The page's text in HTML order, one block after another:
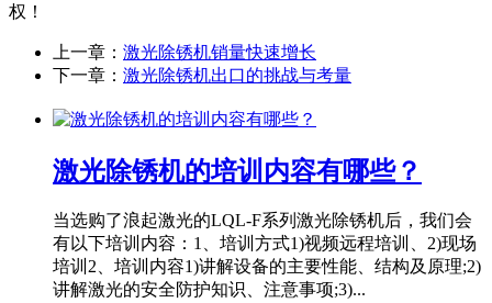
权！
上一章： 激光除锈机销量快速增长
下一章： 激光除锈机出口的挑战与考量
激光除锈机的培训内容有哪些？
当选购了浪起激光的LQL-F系列激光除锈机后，我们会
有以下培训内容：1、培训方式1)视频远程培训、2)现场
培训2、培训内容1)讲解设备的主要性能、结构及原理;2)
讲解激光的安全防护知识、注意事项;3)...